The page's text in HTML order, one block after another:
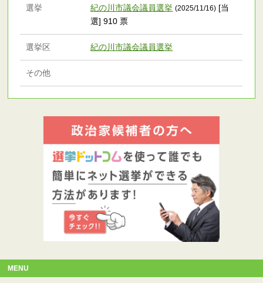
選挙 紀の川市議会議員選挙 (2025/11/16) [当
選] 910 票
選挙区 紀の川市議会議員選挙
その他
MENU